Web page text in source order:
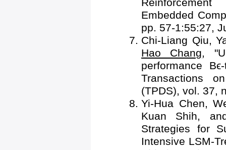
Embedded
pp. 57-1:55:27,
Chi-Liang Qiu,
Hao Chang,
performance
Transactions
(TPDS), vol. 37,
Yi-Hua Chen,
Kuan Shih,
Strategies for
Intensive LSM-